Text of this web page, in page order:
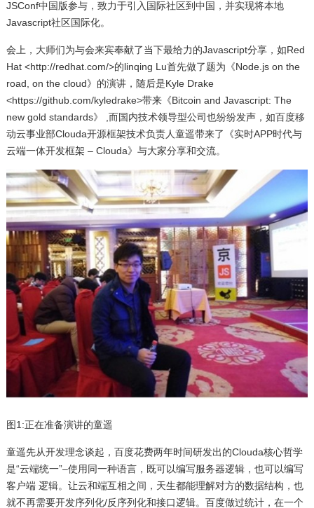
JSConf中国版参与，致力于引入国际社区到中国，并实现将本地
Javascript社区国际化。
会上，大师们为与会来宾奉献了当下最给力的Javascript分享，如Red
Hat <http://redhat.com/>的linqing Lu首先做了题为《Node.js on the
road, on the cloud》的演讲，随后是Kyle Drake
<https://github.com/kyledrake>带来《Bitcoin and Javascript: The
new gold standards》 ,而国内技术领导型公司也纷纷发声，如百度移
动云事业部Clouda开源框架技术负责人童遥带来了《实时APP时代与
云端一体开发框架 – Clouda》与大家分享和交流。
图1:正在准备演讲的童遥
童遥先从开发理念谈起，百度花费两年时间研发出的Clouda核心哲学
是“云端统一”–使用同一种语言，既可以编写服务器逻辑，也可以编写
客户端 逻辑。让云和端互相之间，天生都能理解对方的数据结构，也
就不再需要开发序列化/反序列化和接口逻辑。百度做过统计，在一个